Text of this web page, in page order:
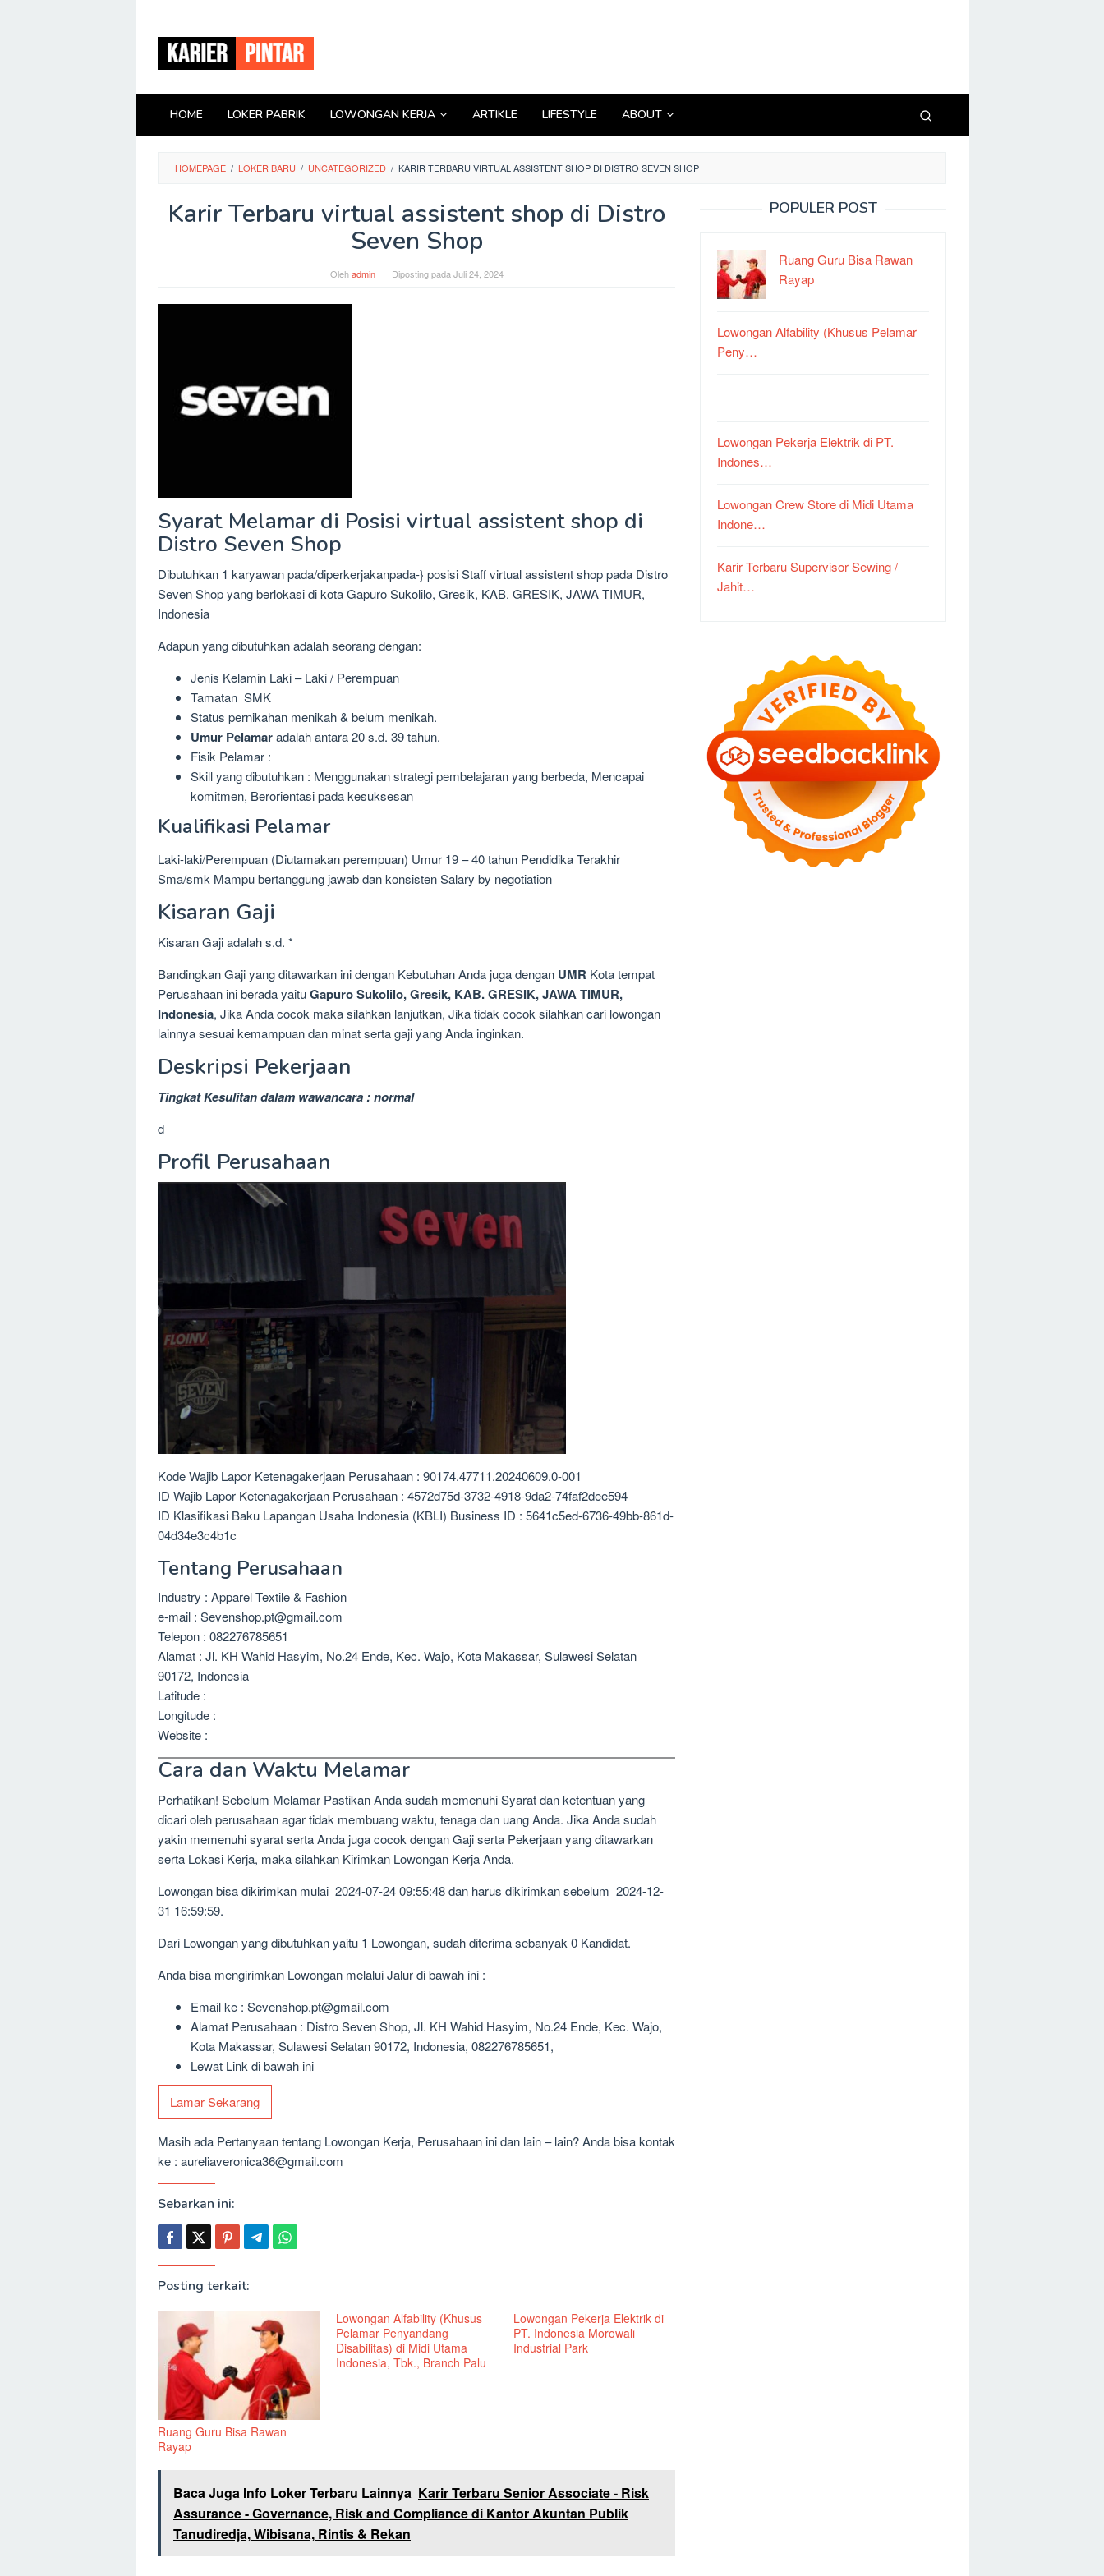
konten
HOME LOKER PABRIK LOWONGAN KERJA ARTIKLE LIFESTYLE ABOUT
HOMEPAGE / LOKER BARU / UNCATEGORIZED / KARIR TERBARU VIRTUAL ASSISTENT SHOP DI DISTRO SEVEN SHOP
Karir Terbaru virtual assistent shop di Distro
Seven Shop
Olehadmin Diposting pada Juli 24, 2024
Syarat Melamar di Posisi virtual assistent shop di
Distro Seven Shop
Dibutuhkan 1 karyawan pada/diperkerjakanpada-} posisi Staff virtual assistent shop pada Distro
Seven Shop yang berlokasi di kota Gapuro Sukolilo, Gresik, KAB. GRESIK, JAWA TIMUR,
Indonesia
Adapun yang dibutuhkan adalah seorang dengan:
Jenis Kelamin Laki – Laki / Perempuan
Tamatan SMK
Status pernikahan menikah & belum menikah.
Umur Pelamaradalah antara 20 s.d. 39 tahun.
Fisik Pelamar :
Skill yang dibutuhkan : Menggunakan strategi pembelajaran yang berbeda, Mencapai
komitmen, Berorientasi pada kesuksesan
Kualifikasi Pelamar
Laki-laki/Perempuan (Diutamakan perempuan) Umur 19 – 40 tahun Pendidika Terakhir
Sma/smk Mampu bertanggung jawab dan konsisten Salary by negotiation
Kisaran Gaji
Kisaran Gaji adalah s.d. *
Bandingkan Gaji yang ditawarkan ini dengan Kebutuhan Anda juga dengan UMR Kota tempat
Perusahaan ini berada yaituGapuro Sukolilo, Gresik, KAB. GRESIK, JAWA TIMUR,
Indonesia, Jika Anda cocok maka silahkan lanjutkan, Jika tidak cocok silahkan cari lowongan
lainnya sesuai kemampuan dan minat serta gaji yang Anda inginkan.
Deskripsi Pekerjaan
Tingkat Kesulitan dalam wawancara : normal
d
Profil Perusahaan
Kode Wajib Lapor Ketenagakerjaan Perusahaan : 90174.47711.20240609.0-001
ID Wajib Lapor Ketenagakerjaan Perusahaan : 4572d75d-3732-4918-9da2-74faf2dee594
ID Klasifikasi Baku Lapangan Usaha Indonesia (KBLI) Business ID : 5641c5ed-6736-49bb-861d-
04d34e3c4b1c
Tentang Perusahaan
Industry : Apparel Textile & Fashion
e-mail : Sevenshop.pt@gmail.com
Telepon : 082276785651
Alamat : Jl. KH Wahid Hasyim, No.24 Ende, Kec. Wajo, Kota Makassar, Sulawesi Selatan
90172, Indonesia
Latitude :
Longitude :
Website :
Cara dan Waktu Melamar
Perhatikan! Sebelum Melamar Pastikan Anda sudah memenuhi Syarat dan ketentuan yang
dicari oleh perusahaan agar tidak membuang waktu, tenaga dan uang Anda. Jika Anda sudah
yakin memenuhi syarat serta Anda juga cocok dengan Gaji serta Pekerjaan yang ditawarkan
serta Lokasi Kerja, maka silahkan Kirimkan Lowongan Kerja Anda.
Lowongan bisa dikirimkan mulai 2024-07-24 09:55:48 dan harus dikirimkan sebelum 2024-12-
31 16:59:59.
Dari Lowongan yang dibutuhkan yaitu 1 Lowongan, sudah diterima sebanyak 0 Kandidat.
Anda bisa mengirimkan Lowongan melalui Jalur di bawah ini :
Email ke : Sevenshop.pt@gmail.com
Alamat Perusahaan : Distro Seven Shop, Jl. KH Wahid Hasyim, No.24 Ende, Kec. Wajo,
Kota Makassar, Sulawesi Selatan 90172, Indonesia, 082276785651,
Lewat Link di bawah ini
Lamar Sekarang
Masih ada Pertanyaan tentang Lowongan Kerja, Perusahaan ini dan lain – lain? Anda bisa kontak
ke : aureliaveronica36@gmail.com
Sebarkan ini:
Posting terkait:
Ruang Guru Bisa Rawan
Rayap
Lowongan Alfability (Khusus
Pelamar Penyandang
Disabilitas) di Midi Utama
Indonesia, Tbk., Branch Palu
Lowongan Pekerja Elektrik di
PT. Indonesia Morowali
Industrial Park
Baca Juga Info Loker Terbaru Lainnya Karir Terbaru Senior Associate - Risk
Assurance - Governance, Risk and Compliance di Kantor Akuntan Publik
Tanudiredja, Wibisana, Rintis & Rekan
POPULER POST
Ruang Guru Bisa Rawan
Rayap
Lowongan Alfability (Khusus Pelamar
Peny…
Lowongan Pekerja Elektrik di PT.
Indones…
Lowongan Crew Store di Midi Utama
Indone…
Karir Terbaru Supervisor Sewing /
Jahit…